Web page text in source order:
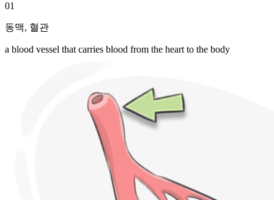
01
동맥, 혈관
a blood vessel that carries blood from the heart to the body